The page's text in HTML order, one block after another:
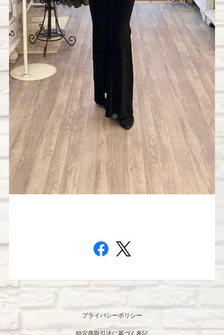
プライバシーポリシー
特定商取引法に基づく表記